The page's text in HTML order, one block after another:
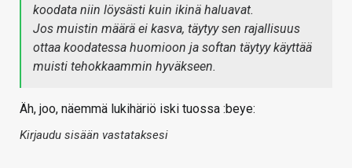
koodata niin löysästi kuin ikinä haluavat.
Jos muistin määrä ei kasva, täytyy sen rajallisuus
ottaa koodatessa huomioon ja softan täytyy käyttää
muisti tehokkaammin hyväkseen.
Äh, joo, näemmä lukihäriö iski tuossa :beye:
Kirjaudu sisään vastataksesi